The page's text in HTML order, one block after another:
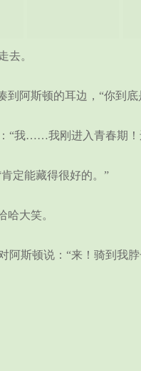
。
阿斯顿的耳边，“你到
“我……我刚进入青春期
定能藏得很好的。”
大笑。
斯顿说：“来！骑到我脖